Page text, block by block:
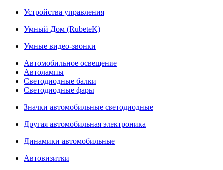
Устройства управления
Умный Дом (RubeteK)
Умные видео-звонки
Автомобильное освещение
Автолампы
Светодиодные балки
Светодиодные фары
Значки автомобильные светодиодные
Другая автомобильная электроника
Динамики автомобильные
Автовизитки